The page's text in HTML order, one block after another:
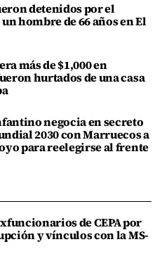
detenidos por el
hombre de 66 años en El
más de $1,000 en
hurtados de una casa
negocia en secreto
2030 con Marruecos a
para reelegirse al frente
de CEPA por
y vínculos con la MS-